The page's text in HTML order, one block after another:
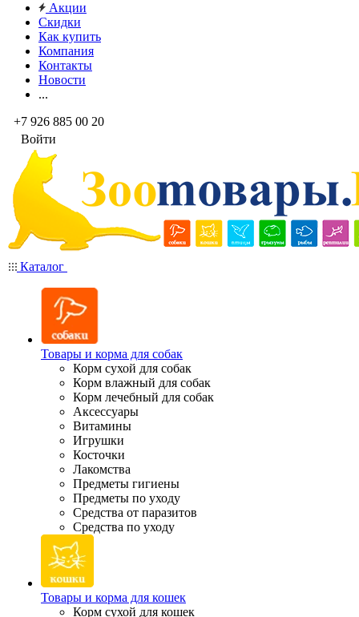
Акции
Скидки
Как купить
Компания
Контакты
Новости
...
+7 926 885 00 20
Войти
Каталог
Товары и корма для собак
Корм сухой для собак
Корм влажный для собак
Корм лечебный для собак
Аксессуары
Витамины
Игрушки
Косточки
Лакомства
Предметы гигиены
Предметы по уходу
Средства от паразитов
Средства по уходу
Товары и корма для кошек
Корм сухой для кошек